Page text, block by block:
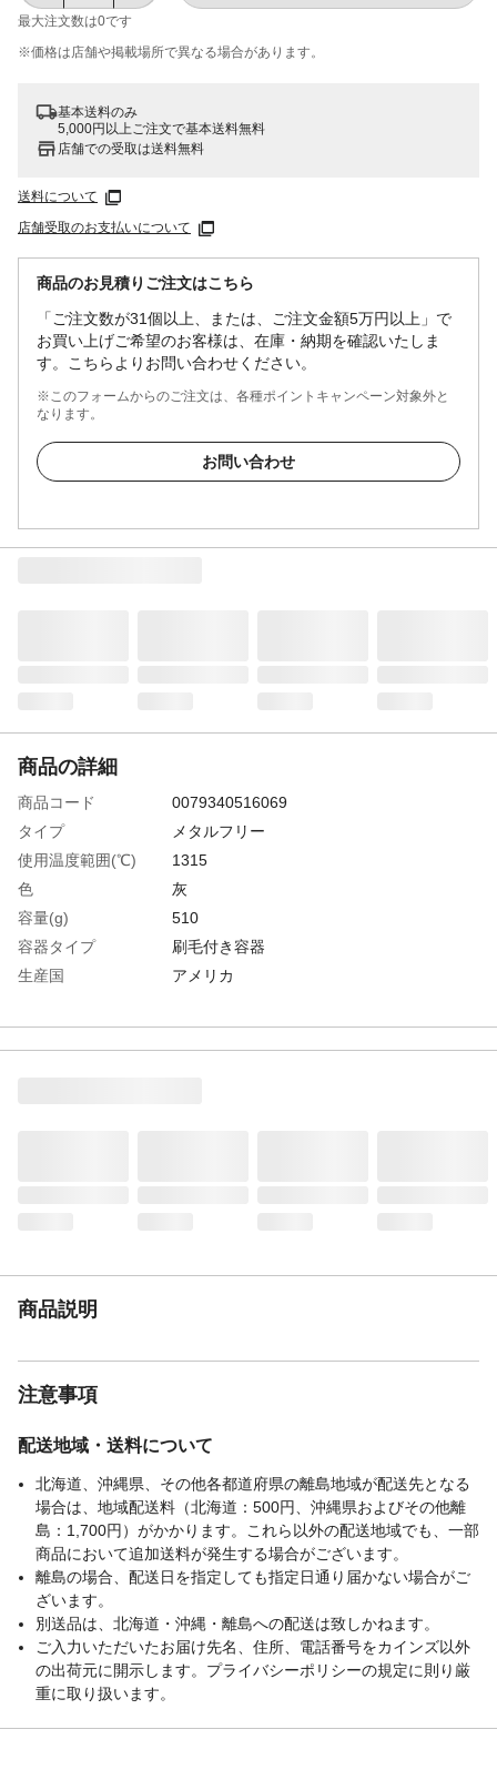
最大注文数は0です
※価格は​店舗や​掲載場所で​異なる​場合が​あります。
基本送料のみ
5,000円以上ご注文で基本送料無料
店舗での受取は送料無料
送料について
店舗受取のお支払いについて
商品のお見積りご注文はこちら
「ご注文数が31個以上、または、ご注文金額5万円以上」で
お買い上げご希望のお客様は、在庫・納期を確認いたしま
す。こちらよりお問い合わせください。
※このフォームからのご注文は、各種ポイントキャンペーン対象外と
なります。
お問い合わせ
商品の詳細
商品コード
0079340516069
タイプ
メタルフリー
使用温度範囲(℃)
1315
色
灰
容量(g)
510
容器タイプ
刷毛付き容器
生産国
アメリカ
材質1
主成分：グラファイト/フッ化カルシウム
商品説明
注意事項
配送地域・送料について
北海道、沖縄県、その他各都道府県の離島地域が配送先となる
場合は、地域配送料（北海道：500円、沖縄県およびその他離
島：1,700円）がかかります。これら以外の配送地域でも、一部
商品において追加送料が発生する場合がございます。
離島の場合、配送日を指定しても指定日通り届かない場合がご
ざいます。
別送品は、北海道・沖縄・離島への配送は致しかねます。
ご入力いただいたお届け先名、住所、電話番号をカインズ以外
の出荷元に開示します。プライバシーポリシーの規定に則り厳
重に取り扱います。